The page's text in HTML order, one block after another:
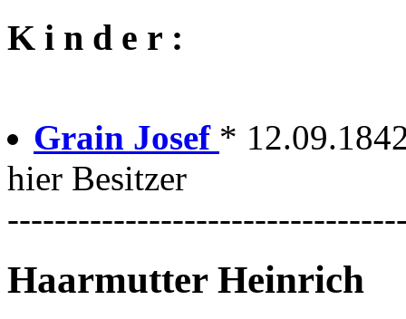
K i n d e r :
Grain Josef *
hier Besitzer
Haarmutter Heinrich